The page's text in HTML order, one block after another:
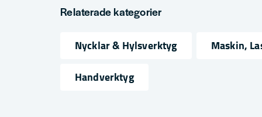
Fråga oss något om denna produkten...
Relaterade kategorier
Nycklar & Hylsverktyg
Maskin,
Handverktyg